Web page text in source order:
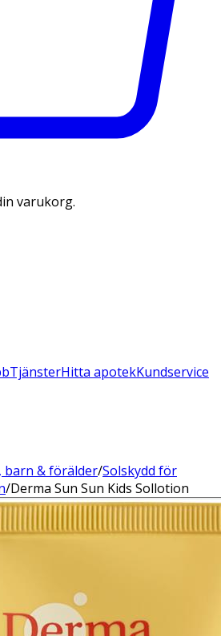
varukorg.
TjänsterHitta apotekKundservice
barn & förälder/Solskydd för
/Derma Sun Sun Kids Sollotion